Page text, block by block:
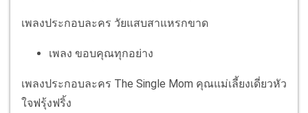
เพลงประกอบละคร วัยแสบสาแหรกขาด
เพลง ขอบคุณทุกอย่าง
เพลงประกอบละคร The Single Mom คุณแม่เลี้ยงเดี่ยวหัว
ใจฟรุ้งฟริ้ง